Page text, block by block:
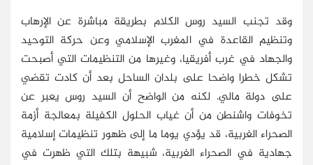
وقد تجنب السيد روس الكلام بطريقة مباشرة عن الإرهاب
وتنظيم القاعدة في المغرب الإسلامي وعن حركة التوحيد
والجهاد في غرب أفريقيا، وغيرها من التنظيمات التي أصبحت
تشكل خطرا واضحا على بلدان الساحل بعد أن كادت تقضي
على دولة مالي. لكنه من الواضح أن السيد روس يعبر عن
تخوفات واشنطن من أن غياب الحلول الكفيلة بمعالجة أزمة
الصحراء الغربية، قد يؤدي يوما ما إلى ظهور تنظيمات إسلامية
جهادية في الصحراء الغربية، شبيهة بتلك التي ظهرت في